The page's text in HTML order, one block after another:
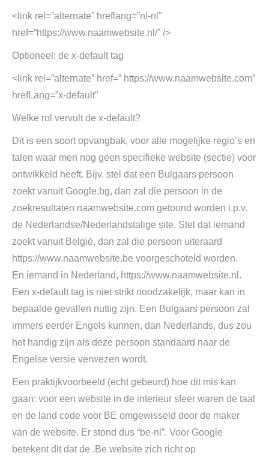
<link rel=”alternate” hreflang=”nl-nl”
href=”https://www.naamwebsite.nl/” />
Optioneel: de x-default tag
<link rel=”alternate” href=” https://www.naamwebsite.com”
hrefLang=”x-default”
Welke rol vervult de x-default?
Dit is een soort opvangbak, voor alle mogelijke regio’s en
talen waar men nog geen specifieke website (sectie) voor
ontwikkeld heeft. Bijv. stel dat een Bulgaars persoon
zoekt vanuit Google.bg, dan zal die persoon in de
zoekresultaten naamwebsite.com getoond worden i.p.v.
de Nederlandse/Nederlandstalige site. Stel dat iemand
zoekt vanuit België, dan zal die persoon uiteraard
https://www.naamwebsite.be voorgeschoteld worden.
En iemand in Nederland, https://www.naamwebsite.nl.
Een x-default tag is niet strikt noodzakelijk, maar kan in
bepaalde gevallen nuttig zijn. Een Bulgaars persoon zal
immers eerder Engels kunnen, dan Nederlands, dus zou
het handig zijn als deze persoon standaard naar de
Engelse versie verwezen wordt.
Een praktijkvoorbeeld (echt gebeurd) hoe dit mis kan
gaan: voor een website in de interieur sfeer waren de taal
en de land code voor BE omgewisseld door de maker
van de website. Er stond dus “be-nl”. Voor Google
betekent dit dat de .Be website zich richt op